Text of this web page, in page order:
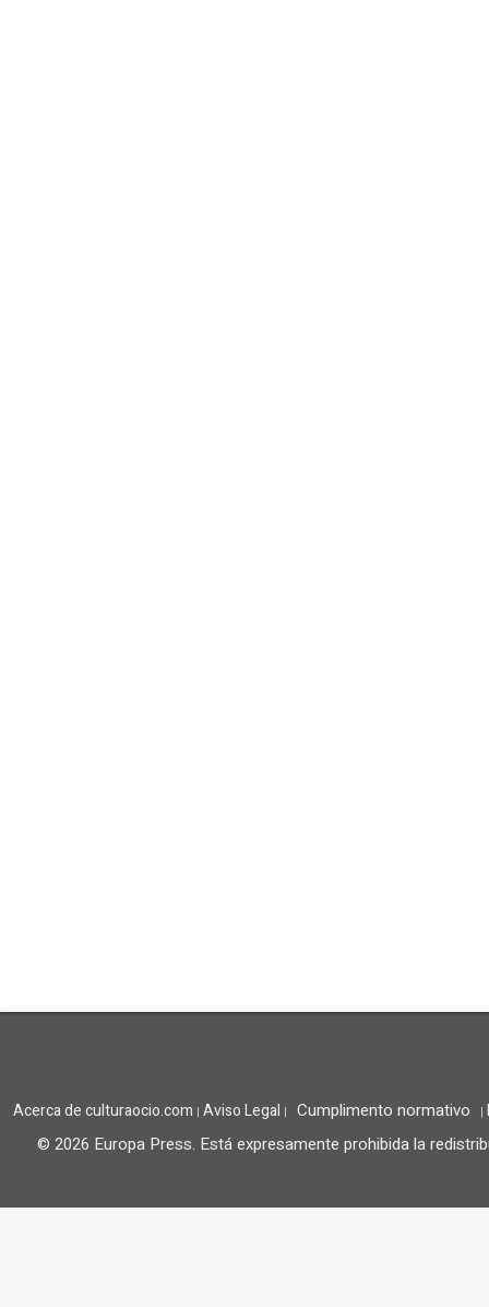
Acerca de culturaocio.com | Aviso Legal | Cumplimento normativo |
© 2026 Europa Press. Está expresamente prohibida la